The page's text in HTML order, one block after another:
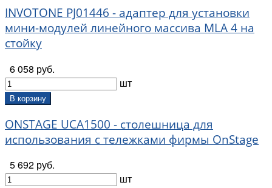
INVOTONE PJ01446 - адаптер для установки
мини-модулей линейного массива MLA 4 на
стойку
6 058 руб.
шт
В корзину
ONSTAGE UCA1500 - столешница для
использования с тележками фирмы OnStage
5 692 руб.
шт